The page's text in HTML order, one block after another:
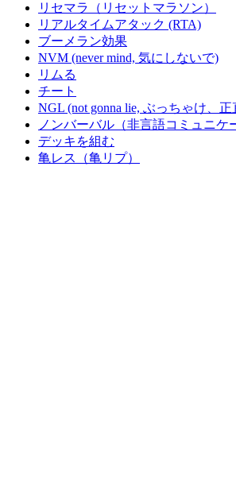
リセマラ（リセットマラソン）
リアルタイムアタック (RTA)
ブーメラン効果
NVM (never mind, 気にしないで)
リムる
チート
NGL (not gonna lie, ぶっちゃけ、
ノンバーバル（非言語コミュニケ
デッキを組む
亀レス（亀リプ）